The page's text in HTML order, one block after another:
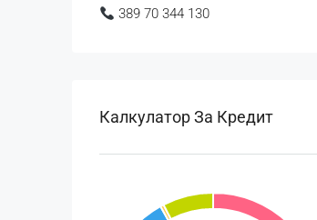
389 70 344 130
Калкулатор За Кредит